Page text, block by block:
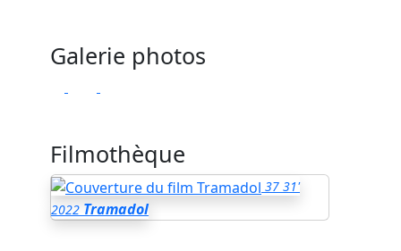
Galerie photos
Filmothèque
37 31'
2022 Tramadol